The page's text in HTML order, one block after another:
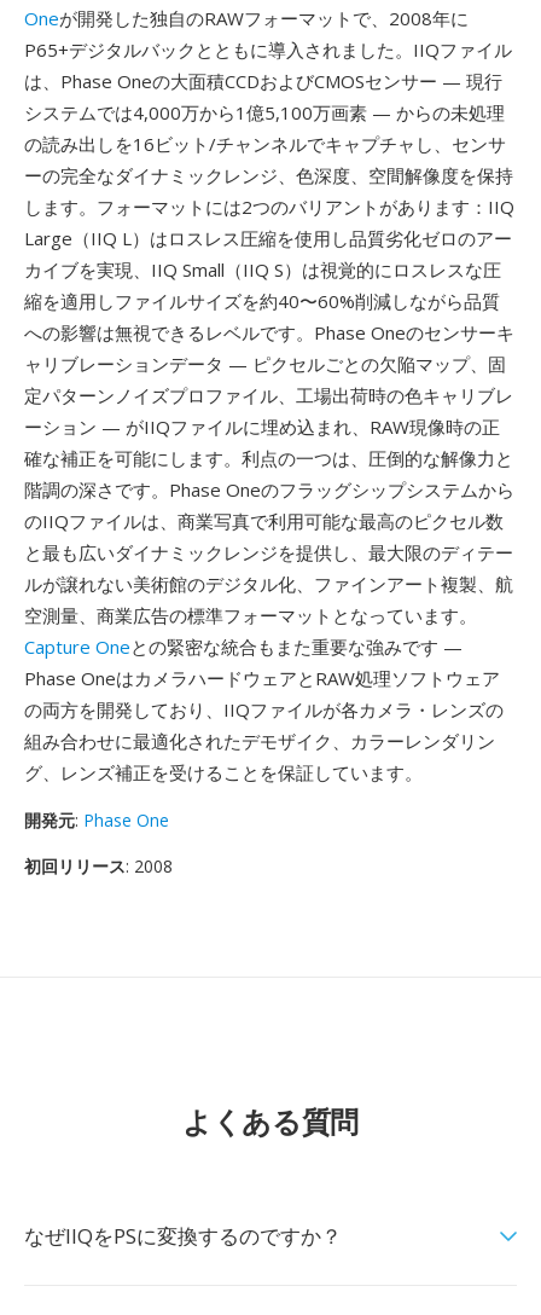
Oneが開発した独自のRAWフォーマットで、2008年に
P65+デジタルバックとともに導入されました。IIQファイル
は、Phase Oneの大面積CCDおよびCMOSセンサー — 現行
システムでは4,000万から1億5,100万画素 — からの未処理
の読み出しを16ビット/チャンネルでキャプチャし、センサ
ーの完全なダイナミックレンジ、色深度、空間解像度を保持
します。フォーマットには2つのバリアントがあります：IIQ
Large（IIQ L）はロスレス圧縮を使用し品質劣化ゼロのアー
カイブを実現、IIQ Small（IIQ S）は視覚的にロスレスな圧
縮を適用しファイルサイズを約40〜60%削減しながら品質
への影響は無視できるレベルです。Phase Oneのセンサーキ
ャリブレーションデータ — ピクセルごとの欠陥マップ、固
定パターンノイズプロファイル、工場出荷時の色キャリブレ
ーション — がIIQファイルに埋め込まれ、RAW現像時の正
確な補正を可能にします。利点の一つは、圧倒的な解像力と
階調の深さです。Phase Oneのフラッグシップシステムから
のIIQファイルは、商業写真で利用可能な最高のピクセル数
と最も広いダイナミックレンジを提供し、最大限のディテー
ルが譲れない美術館のデジタル化、ファインアート複製、航
空測量、商業広告の標準フォーマットとなっています。
Capture Oneとの緊密な統合もまた重要な強みです —
Phase OneはカメラハードウェアとRAW処理ソフトウェア
の両方を開発しており、IIQファイルが各カメラ・レンズの
組み合わせに最適化されたデモザイク、カラーレンダリン
グ、レンズ補正を受けることを保証しています。
開発元: Phase One
初回リリース: 2008
よくある質問
なぜIIQをPSに変換するのですか？